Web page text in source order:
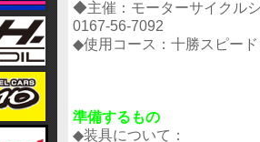
◆主催：モーターサイクル
0167-56-7092
◆使用コース：十勝スピー
準備するもの
◆装具について：